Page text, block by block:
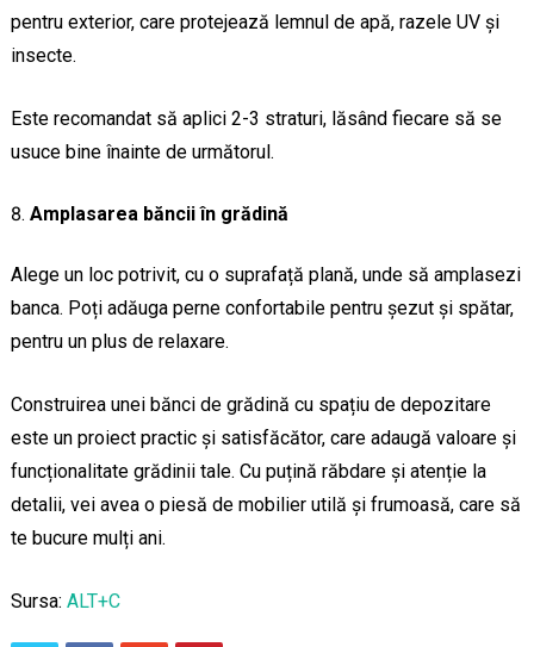
pentru exterior, care protejează lemnul de apă, razele UV și
insecte.
Este recomandat să aplici 2-3 straturi, lăsând fiecare să se
usuce bine înainte de următorul.
Amplasarea băncii în grădină
Alege un loc potrivit, cu o suprafață plană, unde să amplasezi
banca. Poți adăuga perne confortabile pentru șezut și spătar,
pentru un plus de relaxare.
Construirea unei bănci de grădină cu spațiu de depozitare
este un proiect practic și satisfăcător, care adaugă valoare și
funcționalitate grădinii tale. Cu puțină răbdare și atenție la
detalii, vei avea o piesă de mobilier utilă și frumoasă, care să
te bucure mulți ani.
Sursa: ALT+C